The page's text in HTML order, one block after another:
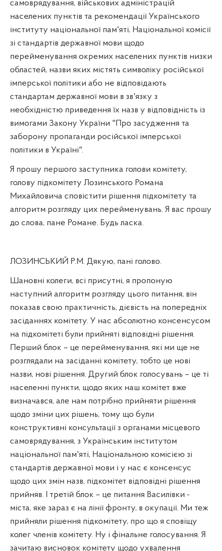
самоврядування, військових адміністрацій
населених пунктів та рекомендації Українського
інституту національної пам'яті, Національної комісії
зі стандартів державної мови щодо
перейменування окремих населених пунктів низки
областей, назви яких містять символіку російської
імперської політики або не відповідають
стандартам державної мови в зв'язку з
необхідністю приведення їх назв у відповідність із
вимогами Закону України "Про засудження та
заборону пропаганди російської імперської
політики в Україні".
Я прошу першого заступника голови комітету,
голову підкомітету Лозинського Романа
Михайловича сповістити рішення підкомітету та
алгоритм розгляду цих перейменувань. Я вас прошу
до слова, пане Романе. Будь ласка.
ЛОЗИНСЬКИЙ Р.М. Дякую, пані голово.
Шановні колеги, всі присутні, я пропоную
наступний алгоритм розгляду цього питання, він
показав свою практичність, дієвість на попередніх
засіданнях комітету. У нас абсолютно консенсусом
на підкомітеті були прийняті відповідні рішення.
Перший блок – це перейменування, які ми ще не
розглядали на засіданні комітету, тобто це нові
назви, нові рішення. Другий блок голосувань – це ті
населенні пункти, щодо яких наш комітет вже
визначався, але нам потрібно прийняти рішення
щодо зміни цих рішень, тому що були
конструктивні консультації з органами місцевого
самоврядування, з Українським інститутом
національної пам'яті, Національною комісією зі
стандартів державної мови і у нас є консенсус
щодо цих змін назв, підкомітет відповідні рішення
прийняв. І третій блок – це питання Василівки -
міста, яке зараз є на лінії фронту, в окупації. Ми теж
прийняли рішення підкомітету, про що я сповіщу
колег членів комітету. Ну і фінальне голосування. Я
зачитаю висновок комітету щодо ухвалення